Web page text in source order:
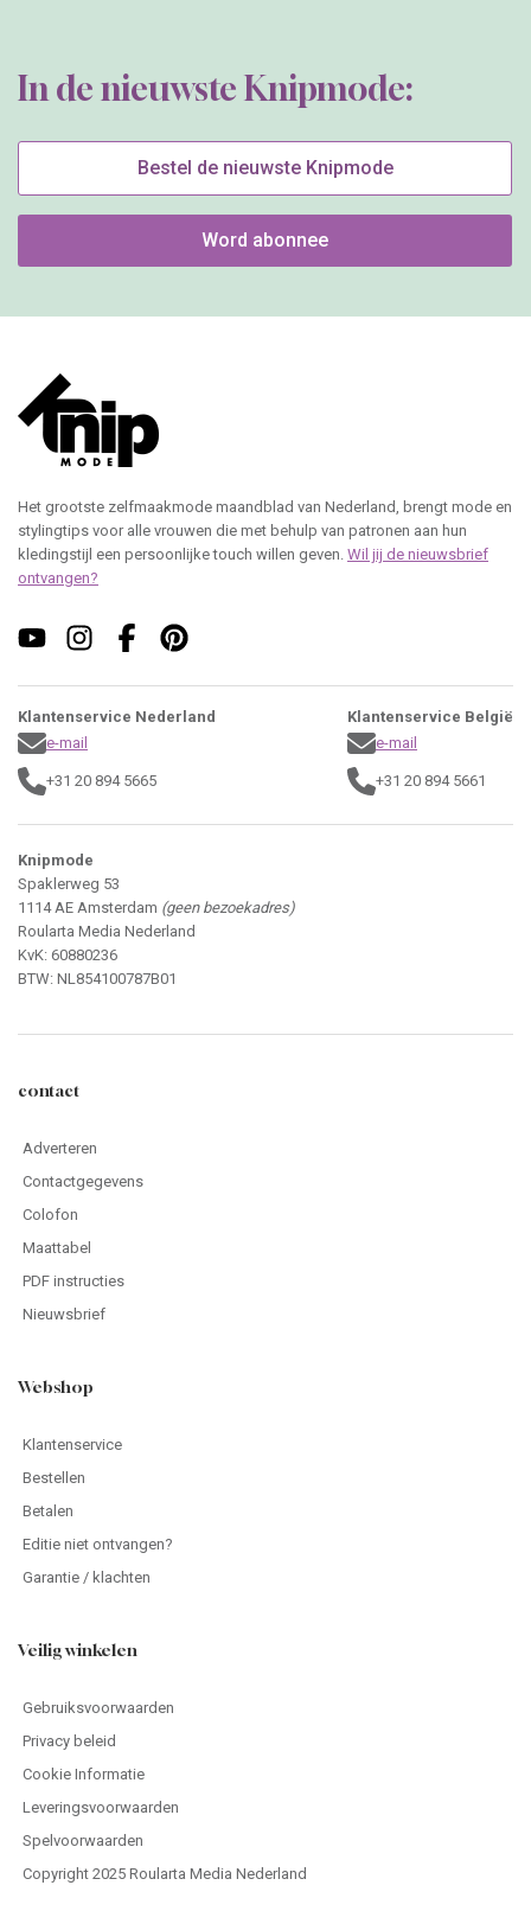
In de nieuwste Knipmode:
Bestel de nieuwste Knipmode
Word abonnee
Het grootste zelfmaakmode maandblad van Nederland, brengt mode en
stylingtips voor alle vrouwen die met behulp van patronen aan hun
kledingstijl een persoonlijke touch willen geven. Wil jij de nieuwsbrief
ontvangen?
Klantenservice Nederland
e-mail
+31 20 894 5665
Klantenservice België
e-mail
+31 20 894 5661
Knipmode
Spaklerweg 53
1114 AE Amsterdam (geen bezoekadres)
Roularta Media Nederland
KvK: 60880236
BTW: NL854100787B01
contact
Adverteren
Contactgegevens
Colofon
Maattabel
PDF instructies
Nieuwsbrief
Webshop
Klantenservice
Bestellen
Betalen
Editie niet ontvangen?
Garantie / klachten
Veilig winkelen
Gebruiksvoorwaarden
Privacy beleid
Cookie Informatie
Leveringsvoorwaarden
Spelvoorwaarden
Copyright 2025 Roularta Media Nederland